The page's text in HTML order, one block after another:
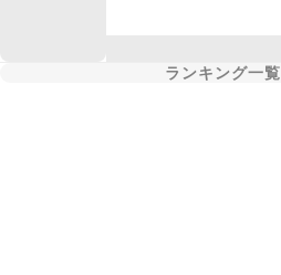
ランキング一